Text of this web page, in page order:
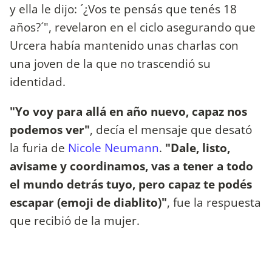
y ella le dijo: ´¿Vos te pensás que tenés 18
años?´", revelaron en el ciclo asegurando que
Urcera había mantenido unas charlas con
una joven de la que no trascendió su
identidad.
"Yo voy para allá en año nuevo, capaz nos
podemos ver", decía el mensaje que desató
la furia de Nicole Neumann. "Dale, listo,
avisame y coordinamos, vas a tener a todo
el mundo detrás tuyo, pero capaz te podés
escapar (emoji de diablito)", fue la respuesta
que recibió de la mujer.